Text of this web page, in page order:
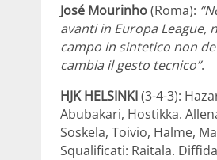
José Mourinho(Roma):
avanti in Europa
campo in sintetico non
cambia il gesto tecnico”.
HJK HELSINKI(3-4-3):
Abubakari, Hostikka.
Soskela, Toivio, Halme,
Squalificati: Raitala.